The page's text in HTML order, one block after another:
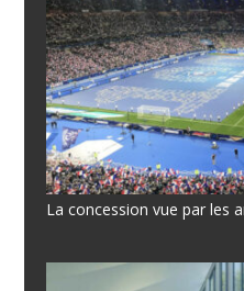
La concession vue par les